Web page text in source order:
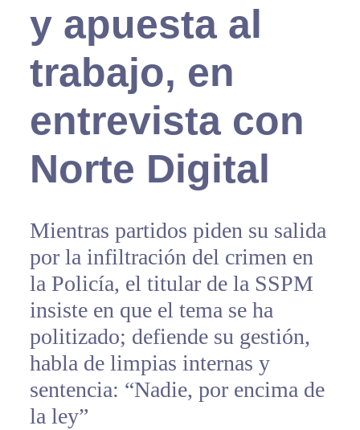
y apuesta al
trabajo, en
entrevista con
Norte Digital
Mientras partidos piden su salida
por la infiltración del crimen en
la Policía, el titular de la SSPM
insiste en que el tema se ha
politizado; defiende su gestión,
habla de limpias internas y
sentencia: “Nadie, por encima de
la ley”